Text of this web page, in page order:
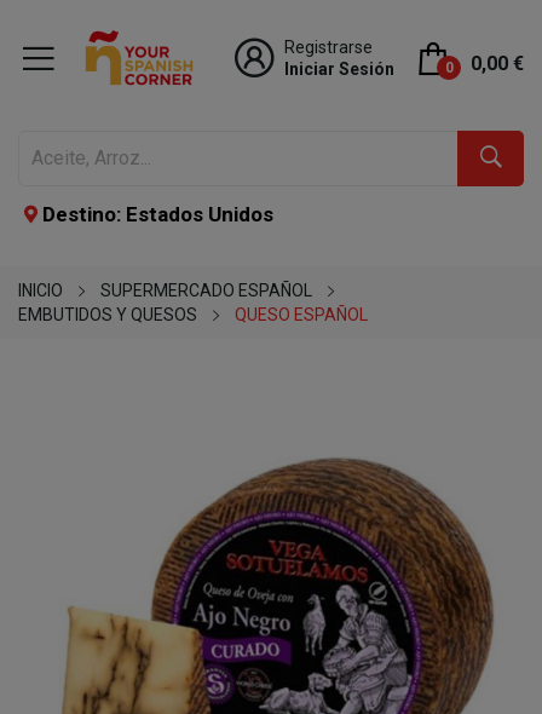
Registrarse
Iniciar Sesión
0 0,00 €
Destino: Estados Unidos
INICIO
SUPERMERCADO ESPAÑOL
EMBUTIDOS Y QUESOS
QUESO ESPAÑOL